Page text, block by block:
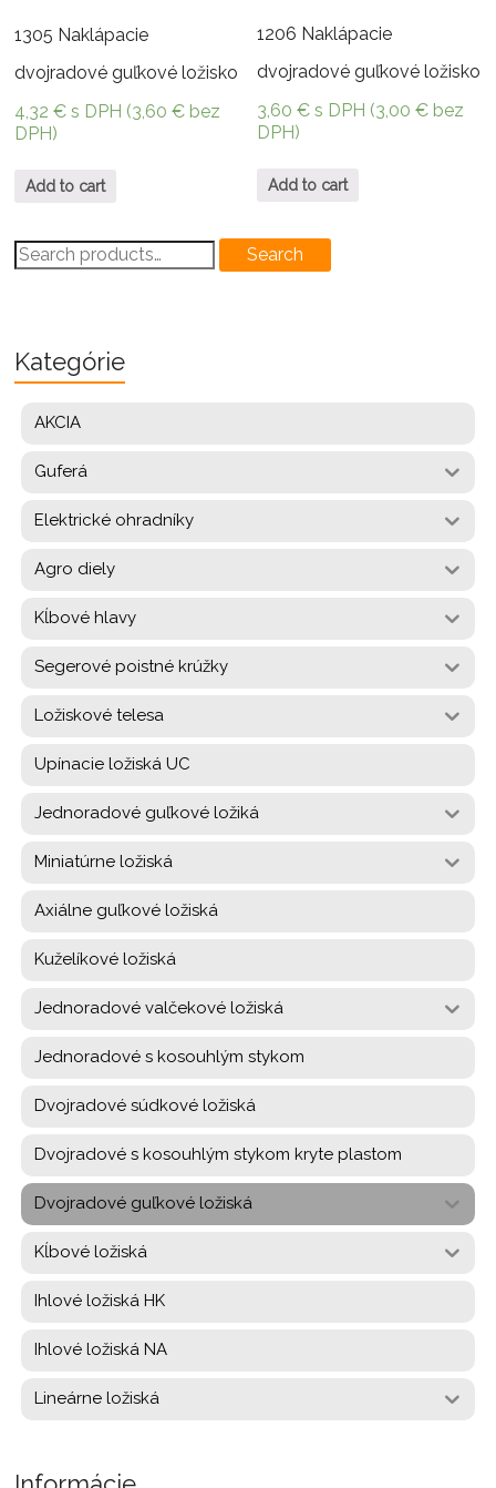
1305 Naklápacie
dvojradové guľkové ložisko
4,32€ s DPH (3,60€ bez
DPH)
Add to cart
1206 Naklápacie
dvojradové guľkové ložisko
3,60€ s DPH (3,00€ bez
DPH)
Add to cart
Search
for:
Search
Kategórie
AKCIA
Guferá
Elektrické ohradníky
Agro diely
Kĺbové hlavy
Segerové poistné krúžky
Ložiskové telesa
Upínacie ložiská UC
Jednoradové guľkové ložiká
Miniatúrne ložiská
Axiálne guľkové ložiská
Kuželíkové ložiská
Jednoradové valčekové ložiská
Jednoradové s kosouhlým stykom
Dvojradové súdkové ložiská
Dvojradové s kosouhlým stykom kryte plastom
Dvojradové guľkové ložiská
Kĺbové ložiská
Ihlové ložiská HK
Ihlové ložiská NA
Lineárne ložiská